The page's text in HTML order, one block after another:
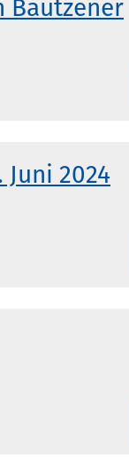
Bautzener
2024